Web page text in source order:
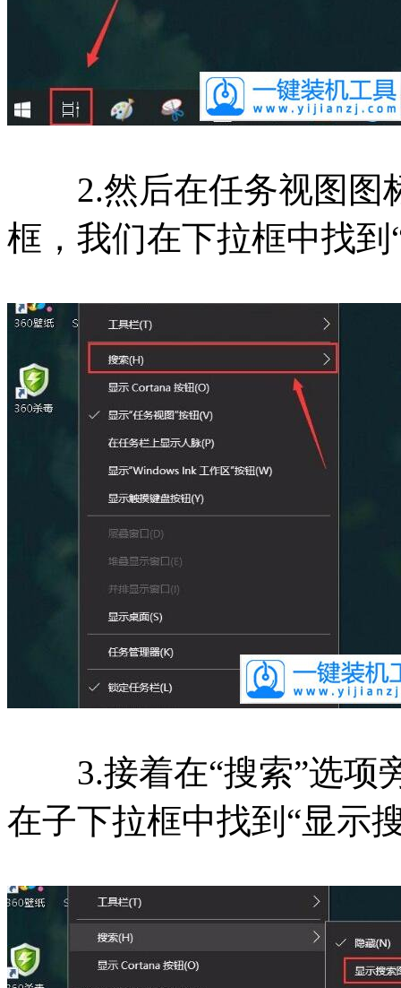
2.然后在任务视图图
框，我们在下拉框中找
3.接着在“搜索”选项
在子下拉框中找到“显示